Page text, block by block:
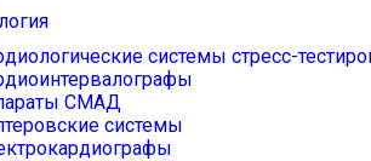
системы стресс-
СМАД
системы